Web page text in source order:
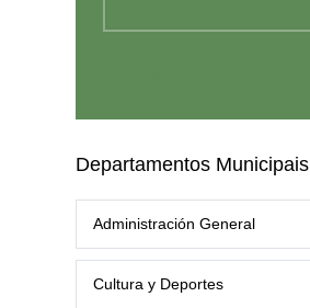
Departamentos Municipais
Administración General
Cultura y Deportes